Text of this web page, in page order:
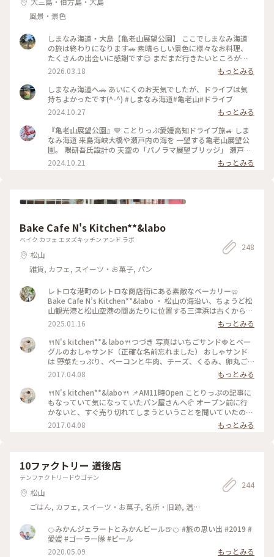
風景・景色
しまなみ海道・大島【亀老山展望公園】 ここでしまなみ海道
の旅は終わりになります🚗 素晴らしい景色に様々なお料理、
たくさんの出会いに感謝です😊 まだまだ行きたいところがあ
るので 機会があれば訪れたいです👍 #愛媛県 #今治市 #大
島 #しまなみ海道 #亀老山展望公園 #愛犬とお出かけ #観
光
2026.03.18
もっとみる
しまなみ海道へ🚗 あいにくのお天気でしたが、ドライブは気
持ちよかったです(^-^) #しまなみ海道#亀老山#ドライブ
2024.10.27
もっとみる
『亀老山展望公園』💙 ことりっぷ愛媛高知ドライブ旅🚙 しま
なみ海道 来島海峡大橋や瀬戸内の海を 一望する亀老山展望公
園。 隈研吾氏設計の 天空の「パノラマ展望ブリッジ」 瀬戸内
の絶景ビューを楽しめます💙 売店で「しまなみドルチェ」発
見💕 眺望を楽しみながら ひんやりスイーツをいただきました
後の達成感と この絶景が最高のご褒美ですね💙 ・ ・ #クラシ
園 #隈研吾 #パノラマ展望台ブリッジ #展望台 #絶景 #海 #島 #
橋 #瀬戸内 #瀬戸内海 #海の見える町 #しまなみドルチェ #ドラ
イブ #母娘旅 #ことりっぷ愛媛 #四国 #大島 #今治 #愛媛 #愛媛
2024.10.21 もっとみる
Bake Cafe N's Kitchen**&labo
ベイク カフェ エヌズキッチン アンド ラボ
松山
雑貨, カフェ, スイーツ・お菓子, パン
248
レトロな港町のレトロな商店街にある素敵なベーカリー🥨
Bake Cafe N’s Kitchen**&labo ・ 松山の海沿い、ちょうど松
山観光港と松山空港の間あたりに位置する三津浜は古くからの
港町。(個人的には三津浜と聞くと"坂の上の雲"を読んだとき
に出てきた地名だなぁと思い出します。) 今はレトロな街並み
として若い人にも人気のようです。 松山の市街地から観光港に
戻る10kmほどの道のり🚲 三津浜を経由してここでパンを買っ
てフェリー乗り場へ向かいました。 三津浜商店街の通り沿い
にあるこちらのベーカリー。古い建物、店頭にもレトロな椅子
やソファが並んでいました。どこかノスタルジックで、でも新
しさと調和を感じるところがとても魅力的。 店内にはおいし
そうなパンが並んでいて、私はシンプルなプレッツェルのほ
か、プレッツェルベーグル(明太チーズ)を購入。たまたまプレ
ッツェル系しか買ってないですが、いろんな種類のパンがスイ
ーツ系もセイボリー系も充実しています。 ・ プレッツェルベ
があればもっと三津浜周辺もお散歩したいなと思いました。 #
エヌズキッチンアンドラボ #エヌズキッチン #三津浜商店街 #
三津浜 #松山 #愛媛 #パン #ベーカリー #プレッツェル
2025.01.16
もっとみる
🍴N's kitchen**& labo🍴つづき 写真はいちごサンド🍓とベー
グルのおしゃサンド（正確な名前忘れました） おしゃサンド
は 野菜たっぷり、ベーコンと牛肉、チーズ、くるみ、卵丸ご
と１個入っています❣️ もう、ランチプレート状態でまんぷくに
なりました😋 いちご🍓サンドも、甘いいちごとホイップクリ
ーム、メレンゲのサクサクなクッキー？が挟んであって◎ 1人
で食べる量とは思えないくらい他にもたくさん買いました💓 #
かおる #パン部 #わたしの街 #愛媛
2017.04.08
もっとみる
🍴N's kitchen**&labo🍴 📌AM11時Open ことりっぷの記事に
もなっていて気になっていたパン屋さんへ🥐 オープン前に行
かないと、すぐ売り切れてしまうということを聞いていたので
早めに行きましたが、私の前に10人は並んでいました😮 おし
ゃれなお店で店内はカフェと雑貨も売っています❣️ 営業日確認
2017.04.08 もっとみる
10ファクトリー 道後店
テンファクトリードウゴテン
松山
ごはん, カフェ, スイーツ・お菓子, 名所・旧跡, 温
244
🍊みかんジェラートとみかんビール🍺🍊 #旅の思い出 #2019 #
愛媛 #ゴーラー隊 #ビール
2020.05.09
もっとみる